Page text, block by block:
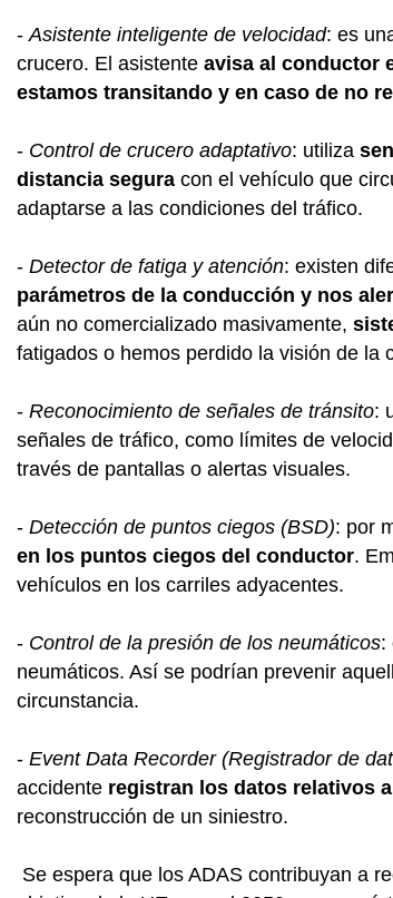
- Asistente inteligente de velocidad: es
crucero. El asistente avisa al conductor
estamos transitando y en caso de no
- Control de crucero adaptativo: utiliza
distancia segura con el vehículo que
adaptarse a las condiciones del tráfico.
- Detector de fatiga y atención: existen
parámetros de la conducción y nos
aún no comercializado masivamente,
fatigados o hemos perdido la visión de la
- Reconocimiento de señales de tránsito:
señales de tráfico, como límites de
través de pantallas o alertas visuales.
- Detección de puntos ciegos (BSD): por
en los puntos ciegos del conductor.
vehículos en los carriles adyacentes.
- Control de la presión de los neumáticos:
neumáticos. Así se podrían prevenir
circunstancia.
- Event Data Recorder (Registrador de
accidente registran los datos relativos
reconstrucción de un siniestro.
Se espera que los ADAS contribuyan a